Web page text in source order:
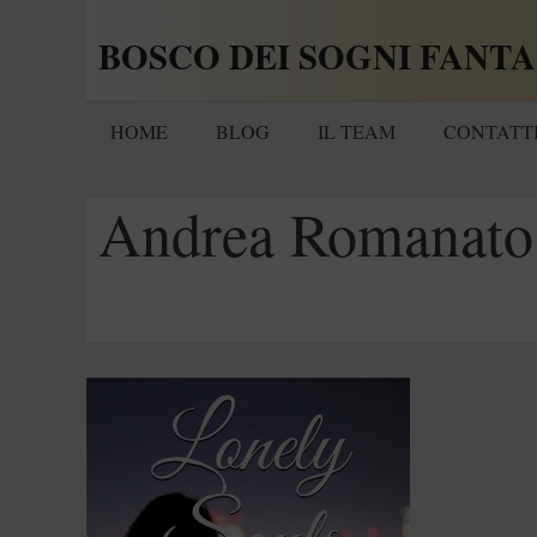
BOSCO DEI SOGNI
HOME BLOG IL TEAM CONTATTI
Andrea Romanato